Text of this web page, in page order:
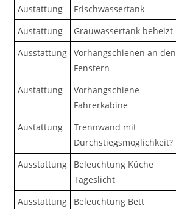
Austattung
Frischwassertank
Austattung
Grauwassertank beheizt
Ausstattung
Vorhangschienen an den
Fenstern
Austattung
Vorhangschiene
Fahrerkabine
Austattung
Trennwand mit
Durchstiegsmöglichkeit?
Ausstattung
Beleuchtung Küche
Tageslicht
Ausstattung
Beleuchtung Bett